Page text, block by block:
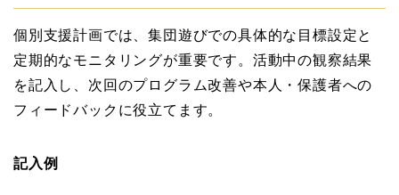
個別支援計画では、集団遊びでの具体的な目標設定と
定期的なモニタリングが重要です。活動中の観察結果
を記入し、次回のプログラム改善や本人・保護者への
フィードバックに役立てます。
記入例